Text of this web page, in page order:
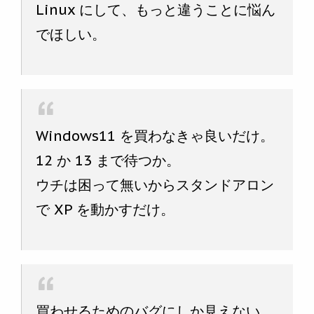
Linux にして、もっと違うことに悩ん
でほしい。
Windows11 を買わなきゃ良いだけ。
12 か 13 まで待つか。
ウチは困って無いからスタンドアロン
で XP を動かすだけ。